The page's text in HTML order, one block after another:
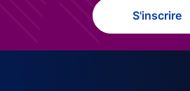
S'inscrire